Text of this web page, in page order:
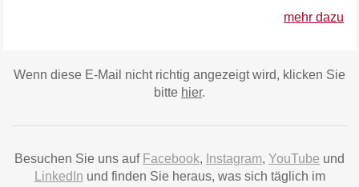
mehr dazu
Wenn diese E-Mail nicht richtig angezeigt wird, klicken Sie
bitte hier.
Besuchen Sie uns auf Facebook, Instagram, YouTube und
LinkedIn und finden Sie heraus, was sich täglich im